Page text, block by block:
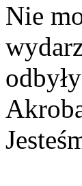
Nie